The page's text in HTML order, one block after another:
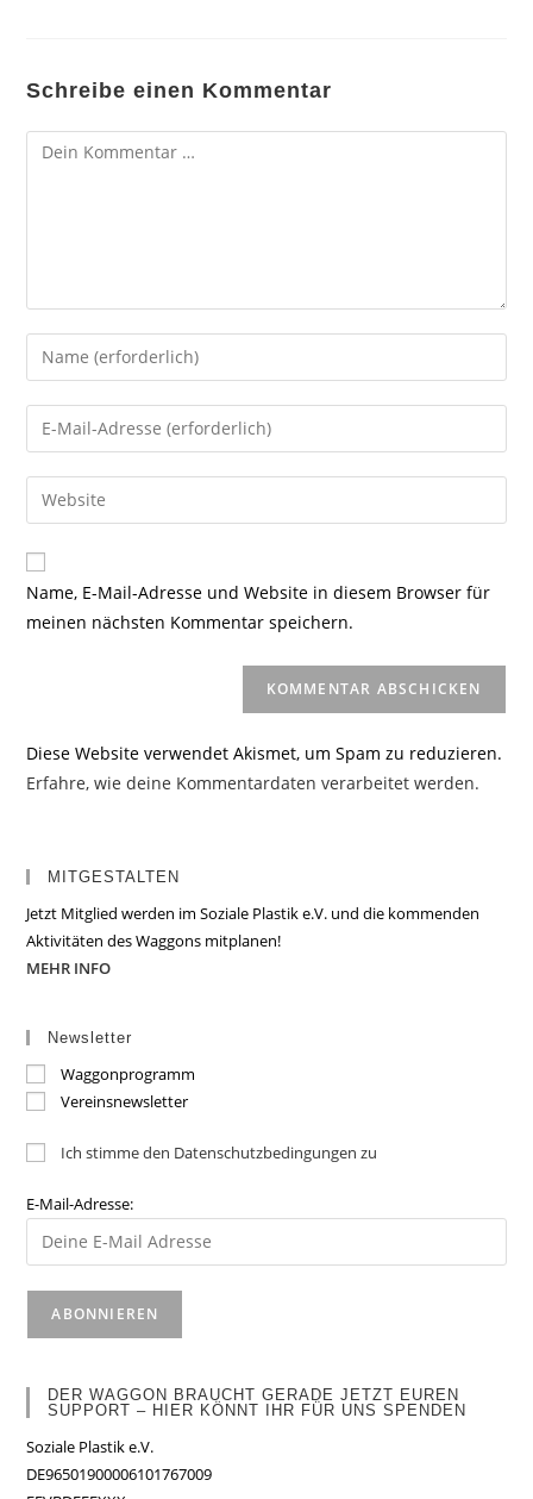
Schreibe einen Kommentar
Kommentar
Gib
deinen
Namen
oder
zum
Kommentieren
ein
Gib
deine
E-
Mail-
zum
Kommentieren
ein
Gib
deine
Website-
URL
Name, E-Mail-Adresse und Website in diesem Browser für
meinen nächsten Kommentar speichern.
Diese Website verwendet Akismet, um Spam zu reduzieren.
Erfahre, wie deine Kommentardaten verarbeitet werden.
MITGESTALTEN
Jetzt Mitglied werden im Soziale Plastik e.V. und die kommenden
Aktivitäten des Waggons mitplanen!
MEHR INFO
Newsletter
Waggonprogramm
Vereinsnewsletter
Ich stimme den Datenschutzbedingungen zu
E-Mail-Adresse:
DER WAGGON BRAUCHT GERADE JETZT EUREN
SUPPORT – HIER KÖNNT IHR FÜR UNS SPENDEN
Soziale Plastik e.V.
DE96501900006101767009